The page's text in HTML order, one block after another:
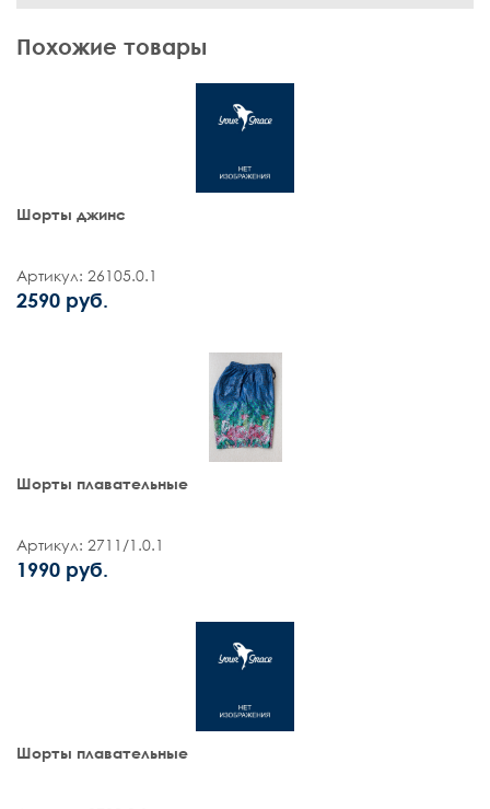
Похожие товары
Шорты джинс
Артикул: 26105.0.1
2590 руб.
Шорты плавательные
Артикул: 2711/1.0.1
1990 руб.
Шорты плавательные